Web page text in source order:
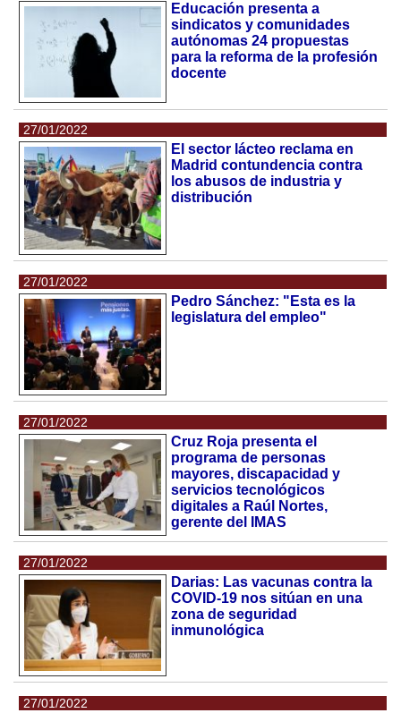
Educación presenta a
sindicatos y comunidades
autónomas 24 propuestas
para la reforma de la profesión
docente
27/01/2022
El sector lácteo reclama en
Madrid contundencia contra
los abusos de industria y
distribución
27/01/2022
Pedro Sánchez: "Esta es la
legislatura del empleo"
27/01/2022
Cruz Roja presenta el
programa de personas
mayores, discapacidad y
servicios tecnológicos
digitales a Raúl Nortes,
gerente del IMAS
27/01/2022
Darias: Las vacunas contra la
COVID-19 nos sitúan en una
zona de seguridad
inmunológica
27/01/2022